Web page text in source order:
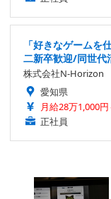
「好きなゲーム
二新卒歓迎/同世代
株式会社N-Horizon
愛知県
月給28万1,000
正社員